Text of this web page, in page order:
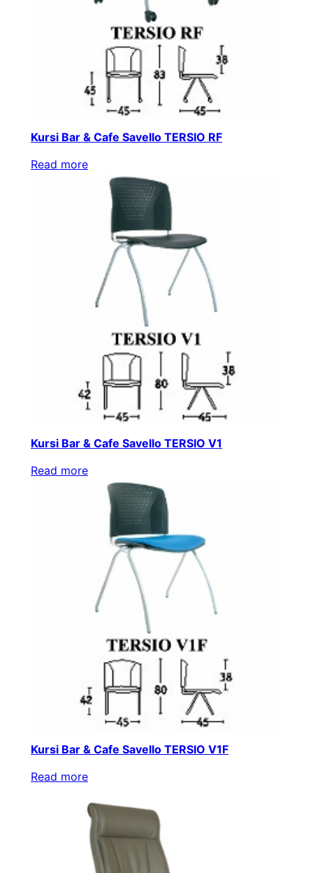
Kursi Bar & Cafe Savello TERSIO RF
Read more
Kursi Bar & Cafe Savello TERSIO V1
Read more
Kursi Bar & Cafe Savello TERSIO V1F
Read more